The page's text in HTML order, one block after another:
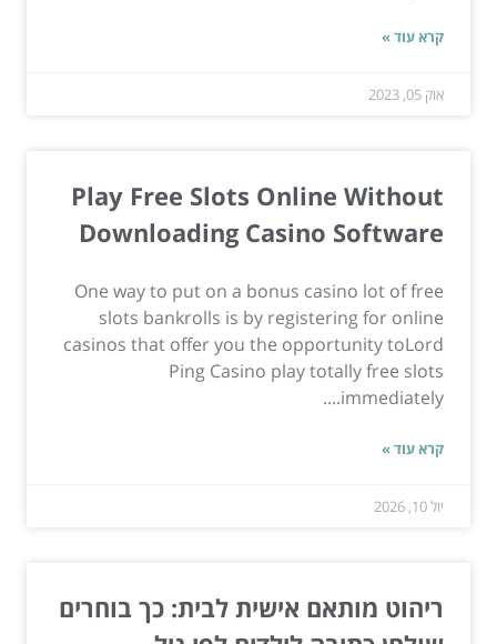
קרא עוד »
אוק 05, 2023
Play Free Slots Online Without
Downloading Casino Software
One way to put on a bonus casino lot of free
slots bankrolls is by registering for online
casinos that offer you the opportunity toLord
Ping Casino play totally free slots
immediately....
קרא עוד »
יול 10, 2026
ריהוט מותאם אישית לבית: כך בוחרים